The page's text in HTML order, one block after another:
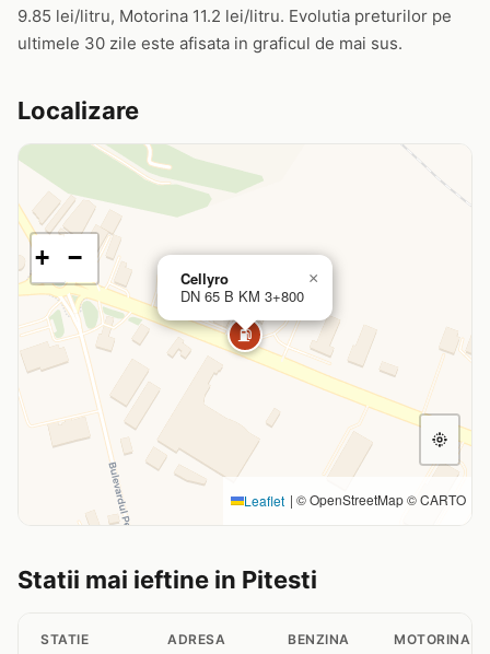
9.85 lei/litru, Motorina 11.2 lei/litru. Evolutia preturilor pe
ultimele 30 zile este afisata in graficul de mai sus.
Localizare
⛽
Cellyro
DN 65 B KM 3+800
×
+ −
Leaflet | © OpenStreetMap © CARTO
Statii mai ieftine in Pitesti
STATIE ADRESA BENZINA MOTORINA